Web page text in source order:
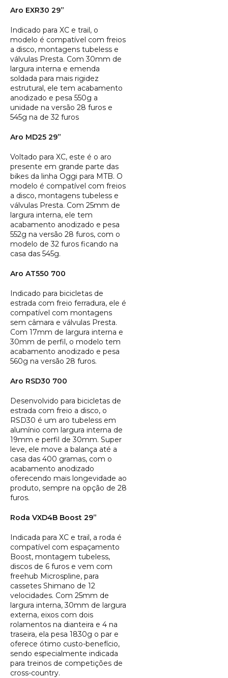
Aro EXR30 29”
Indicado para XC e trail, o
modelo é compatível com freios
a disco, montagens tubeless e
válvulas Presta. Com 30mm de
largura interna e emenda
soldada para mais rigidez
estrutural, ele tem acabamento
anodizado e pesa 550g a
unidade na versão 28 furos e
545g na de 32 furos
Aro MD25 29”
Voltado para XC, este é o aro
presente em grande parte das
bikes da linha Oggi para MTB. O
modelo é compatível com freios
a disco, montagens tubeless e
válvulas Presta. Com 25mm de
largura interna, ele tem
acabamento anodizado e pesa
552g na versão 28 furos, com o
modelo de 32 furos ficando na
casa das 545g.
Aro AT550 700
Indicado para bicicletas de
estrada com freio ferradura, ele é
compatível com montagens
sem câmara e válvulas Presta.
Com 17mm de largura interna e
30mm de perfil, o modelo tem
acabamento anodizado e pesa
560g na versão 28 furos.
Aro RSD30 700
Desenvolvido para bicicletas de
estrada com freio a disco, o
RSD30 é um aro tubeless em
alumínio com largura interna de
19mm e perfil de 30mm. Super
leve, ele move a balança até a
casa das 400 gramas, com o
acabamento anodizado
oferecendo mais longevidade ao
produto, sempre na opção de 28
furos.
Roda VXD4B Boost 29”
Indicada para XC e trail, a roda é
compatível com espaçamento
Boost, montagem tubeless,
discos de 6 furos e vem com
freehub Microspline, para
cassetes Shimano de 12
velocidades. Com 25mm de
largura interna, 30mm de largura
externa, eixos com dois
rolamentos na dianteira e 4 na
traseira, ela pesa 1830g o par e
oferece ótimo custo-benefício,
sendo especialmente indicada
para treinos de competições de
cross-country.